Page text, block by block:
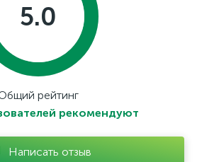
5.0
рейтинг
рекомендуют
Написать отзыв